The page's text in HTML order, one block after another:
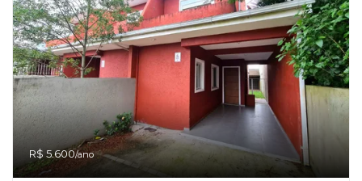
R$ 5.600/ano